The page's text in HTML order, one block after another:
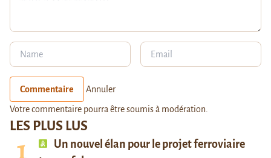
LES PLUS LUS
Un nouvel élan pour le projet ferroviaire
Commentaire Annuler
Votre commentaire pourra être soumis à modération.